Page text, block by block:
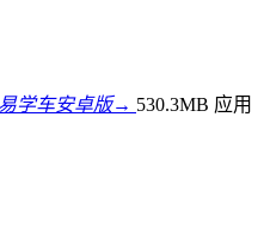
易学车安卓版→ 530.3MB 应用